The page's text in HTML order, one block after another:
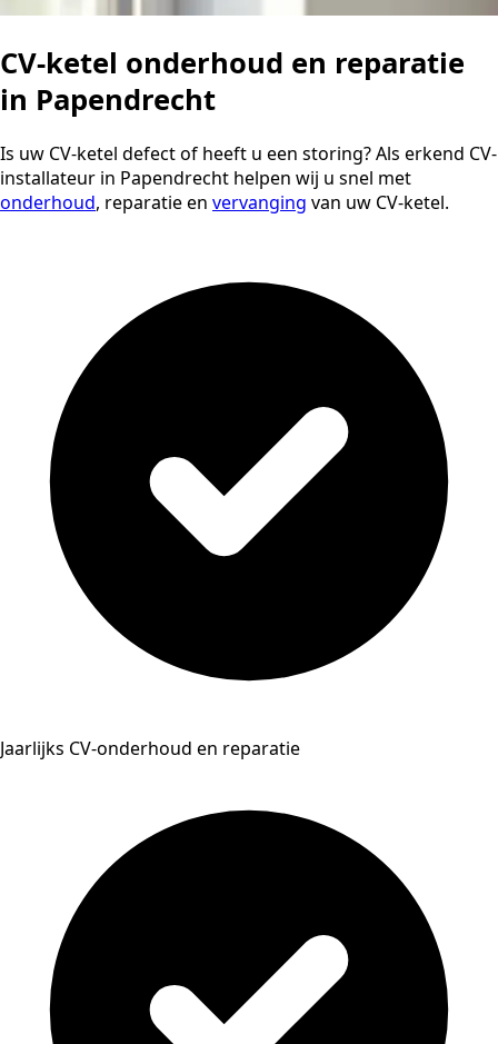
CV-ketel onderhoud en reparatie
in Papendrecht
Is uw CV-ketel defect of heeft u een storing? Als erkend CV-
installateur in Papendrecht helpen wij u snel met
onderhoud, reparatie en vervanging van uw CV-ketel.
Jaarlijks CV-onderhoud en reparatie